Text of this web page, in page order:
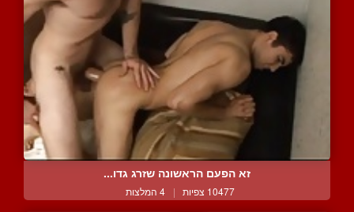
זא הפעם הראשונה שזרג גדו...
10477 צפיות | 4 המלצות